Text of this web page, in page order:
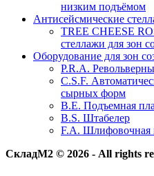
низким подъёмом
Антисейсмические
TREE CHEESE
стеллажи для зон
Оборудование для зон
P.R.A.
C.S.F.
сырных форм
B.E. Подъемная
B.S. Штабелер
F.A. Шлифовочная
СкладМ2 © 2026 - All rights